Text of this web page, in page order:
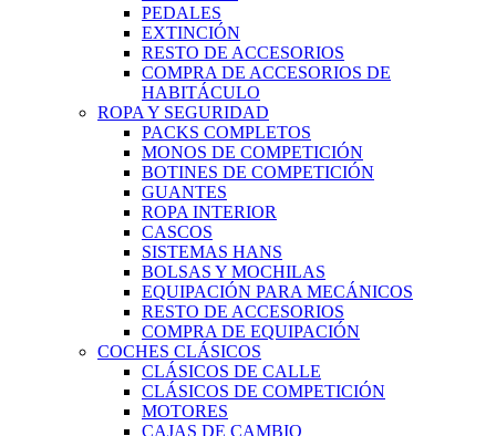
PEDALES
EXTINCIÓN
RESTO DE ACCESORIOS
COMPRA DE ACCESORIOS DE
HABITÁCULO
ROPA Y SEGURIDAD
PACKS COMPLETOS
MONOS DE COMPETICIÓN
BOTINES DE COMPETICIÓN
GUANTES
ROPA INTERIOR
CASCOS
SISTEMAS HANS
BOLSAS Y MOCHILAS
EQUIPACIÓN PARA MECÁNICOS
RESTO DE ACCESORIOS
COMPRA DE EQUIPACIÓN
COCHES CLÁSICOS
CLÁSICOS DE CALLE
CLÁSICOS DE COMPETICIÓN
MOTORES
CAJAS DE CAMBIO